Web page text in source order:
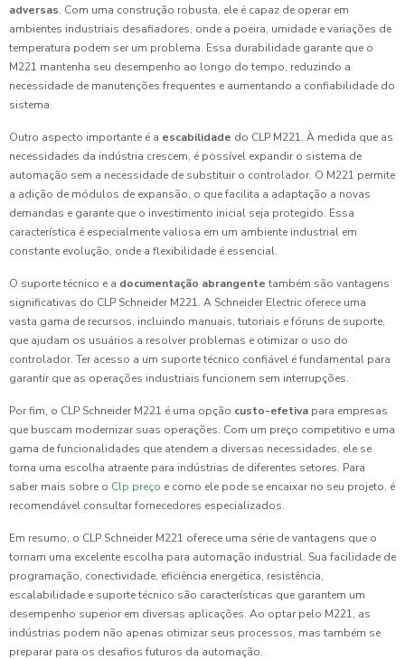
adversas. Com uma construção robusta, ele é capaz de operar em
ambientes industriais desafiadores, onde a poeira, umidade e variações de
temperatura podem ser um problema. Essa durabilidade garante que o
M221 mantenha seu desempenho ao longo do tempo, reduzindo a
necessidade de manutenções frequentes e aumentando a confiabilidade do
sistema.
Outro aspecto importante é a escabilidade do CLP M221. À medida que as
necessidades da indústria crescem, é possível expandir o sistema de
automação sem a necessidade de substituir o controlador. O M221 permite
a adição de módulos de expansão, o que facilita a adaptação a novas
demandas e garante que o investimento inicial seja protegido. Essa
característica é especialmente valiosa em um ambiente industrial em
constante evolução, onde a flexibilidade é essencial.
O suporte técnico e a documentação abrangente também são vantagens
significativas do CLP Schneider M221. A Schneider Electric oferece uma
vasta gama de recursos, incluindo manuais, tutoriais e fóruns de suporte,
que ajudam os usuários a resolver problemas e otimizar o uso do
controlador. Ter acesso a um suporte técnico confiável é fundamental para
garantir que as operações industriais funcionem sem interrupções.
Por fim, o CLP Schneider M221 é uma opção custo-efetiva para empresas
que buscam modernizar suas operações. Com um preço competitivo e uma
gama de funcionalidades que atendem a diversas necessidades, ele se
torna uma escolha atraente para indústrias de diferentes setores. Para
saber mais sobre o Clp preço e como ele pode se encaixar no seu projeto, é
recomendável consultar fornecedores especializados.
Em resumo, o CLP Schneider M221 oferece uma série de vantagens que o
tornam uma excelente escolha para automação industrial. Sua facilidade de
programação, conectividade, eficiência energética, resistência,
escalabilidade e suporte técnico são características que garantem um
desempenho superior em diversas aplicações. Ao optar pelo M221, as
indústrias podem não apenas otimizar seus processos, mas também se
preparar para os desafios futuros da automação.